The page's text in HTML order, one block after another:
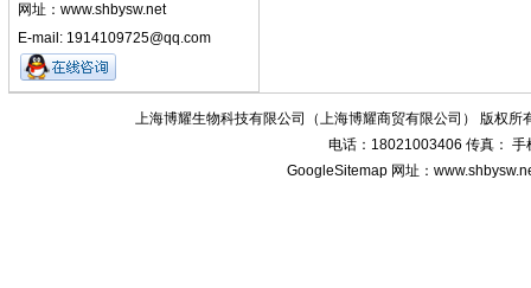
网址：www.shbysw.net
E-mail: 1914109725@qq.com
上海博耀生物科技有限公司（上海博耀商贸有限公司） 版权所
电话：18021003406 传真： 手
GoogleSitemap 网址：